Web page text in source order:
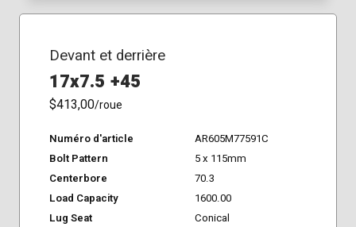
Devant et derrière
17x7.5 +45
$413,00/roue
Numéro d'article
AR605M77591C
Bolt Pattern
5 x 115mm
Centerbore
70.3
Load Capacity
1600.00
Lug Seat
Conical